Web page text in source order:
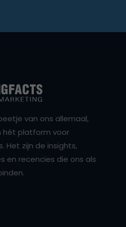
van ons allemaal,
hét platform voor
Het zijn de insights,
en recencies die ons als